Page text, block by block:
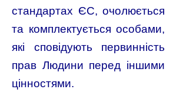
стандартах ЄС, очолюється
та комплектується особами,
які сповідують первинність
прав Людини перед іншими
цінностями.